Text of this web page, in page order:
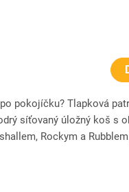
pokojíčku? Tlapková
síťovaný úložný koš s
Rockym a